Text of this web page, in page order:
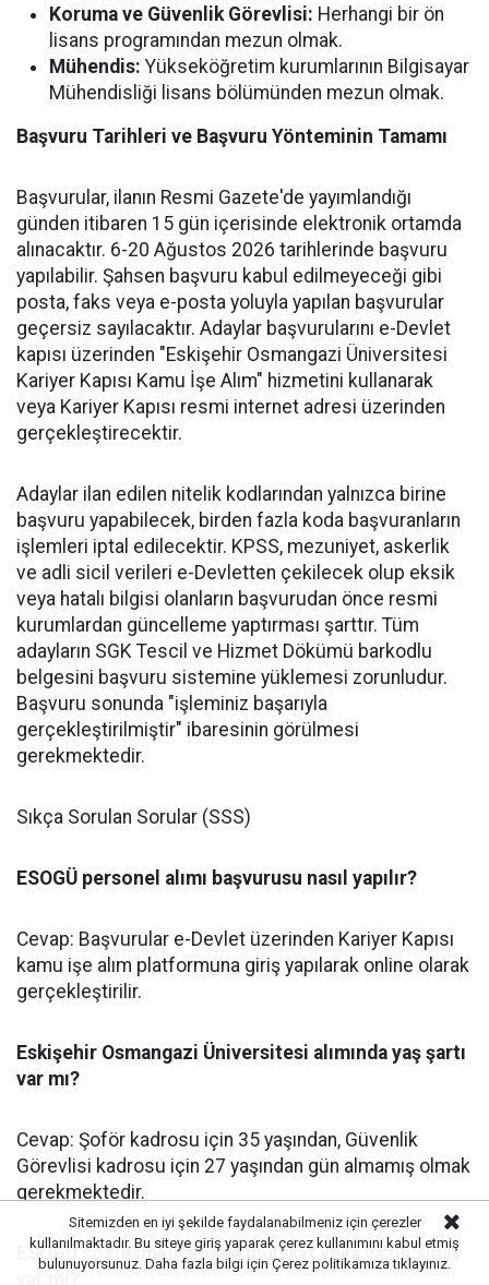
Koruma ve Güvenlik Görevlisi: Herhangi bir ön
lisans programından mezun olmak.
Mühendis: Yükseköğretim kurumlarının Bilgisayar
Mühendisliği lisans bölümünden mezun olmak.
Başvuru Tarihleri ve Başvuru Yönteminin Tamamı
Başvurular, ilanın Resmi Gazete'de yayımlandığı
günden itibaren 15 gün içerisinde elektronik ortamda
alınacaktır. 6-20 Ağustos 2026 tarihlerinde başvuru
yapılabilir. Şahsen başvuru kabul edilmeyeceği gibi
posta, faks veya e-posta yoluyla yapılan başvurular
geçersiz sayılacaktır. Adaylar başvurularını e-Devlet
kapısı üzerinden "Eskişehir Osmangazi Üniversitesi
Kariyer Kapısı Kamu İşe Alım" hizmetini kullanarak
veya Kariyer Kapısı resmi internet adresi üzerinden
gerçekleştirecektir.
Adaylar ilan edilen nitelik kodlarından yalnızca birine
başvuru yapabilecek, birden fazla koda başvuranların
işlemleri iptal edilecektir. KPSS, mezuniyet, askerlik
ve adli sicil verileri e-Devletten çekilecek olup eksik
veya hatalı bilgisi olanların başvurudan önce resmi
kurumlardan güncelleme yaptırması şarttır. Tüm
adayların SGK Tescil ve Hizmet Dökümü barkodlu
belgesini başvuru sistemine yüklemesi zorunludur.
Başvuru sonunda "işleminiz başarıyla
gerçekleştirilmiştir" ibaresinin görülmesi
gerekmektedir.
Sıkça Sorulan Sorular (SSS)
ESOGÜ personel alımı başvurusu nasıl yapılır?
Cevap: Başvurular e-Devlet üzerinden Kariyer Kapısı
kamu işe alım platformuna giriş yapılarak online olarak
gerçekleştirilir.
Eskişehir Osmangazi Üniversitesi alımında yaş şartı
var mı?
Cevap: Şoför kadrosu için 35 yaşından, Güvenlik
Görevlisi kadrosu için 27 yaşından gün almamış olmak
gerekmektedir.
ESOGÜ sözleşmeli alımda mülakat veya yazılı sınav
Sitemizden en iyi şekilde faydalanabilmeniz için çerezler
kullanılmaktadır. Bu siteye giriş yaparak çerez kullanımını kabul etmiş
bulunuyorsunuz. Daha fazla bilgi için Çerez politikamıza tıklayınız.